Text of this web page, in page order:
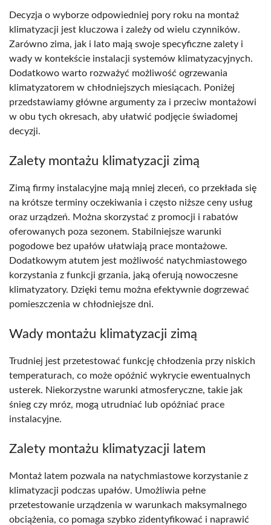
Decyzja o wyborze odpowiedniej pory roku na montaż
klimatyzacji jest kluczowa i zależy od wielu czynników.
Zarówno zima, jak i lato mają swoje specyficzne zalety i
wady w kontekście instalacji systemów klimatyzacyjnych.
Dodatkowo warto rozważyć możliwość ogrzewania
klimatyzatorem w chłodniejszych miesiącach. Poniżej
przedstawiamy główne argumenty za i przeciw montażowi
w obu tych okresach, aby ułatwić podjęcie świadomej
decyzji.
Zalety montażu klimatyzacji zimą
Zimą firmy instalacyjne mają mniej zleceń, co przekłada się
na krótsze terminy oczekiwania i często niższe ceny usług
oraz urządzeń. Można skorzystać z promocji i rabatów
oferowanych poza sezonem. Stabilniejsze warunki
pogodowe bez upałów ułatwiają prace montażowe.
Dodatkowym atutem jest możliwość natychmiastowego
korzystania z funkcji grzania, jaką oferują nowoczesne
klimatyzatory. Dzięki temu można efektywnie dogrzewać
pomieszczenia w chłodniejsze dni.
Wady montażu klimatyzacji zimą
Trudniej jest przetestować funkcję chłodzenia przy niskich
temperaturach, co może opóźnić wykrycie ewentualnych
usterek. Niekorzystne warunki atmosferyczne, takie jak
śnieg czy mróz, mogą utrudniać lub opóźniać prace
instalacyjne.
Zalety montażu klimatyzacji latem
Montaż latem pozwala na natychmiastowe korzystanie z
klimatyzacji podczas upałów. Umożliwia pełne
przetestowanie urządzenia w warunkach maksymalnego
obciążenia, co pomaga szybko zidentyfikować i naprawić